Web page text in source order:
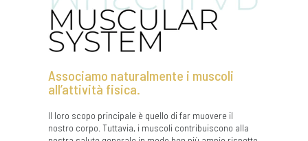
Associamo naturalmente i muscoli
all’attività fisica.
Il loro scopo principale è quello di far muovere il
nostro corpo. Tuttavia, i muscoli contribuiscono alla